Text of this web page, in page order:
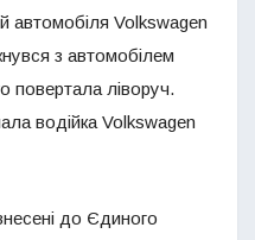
автомобіля Volkswagen
з автомобілем
повертала ліворуч.
водійка Volkswagen
до Єдиного